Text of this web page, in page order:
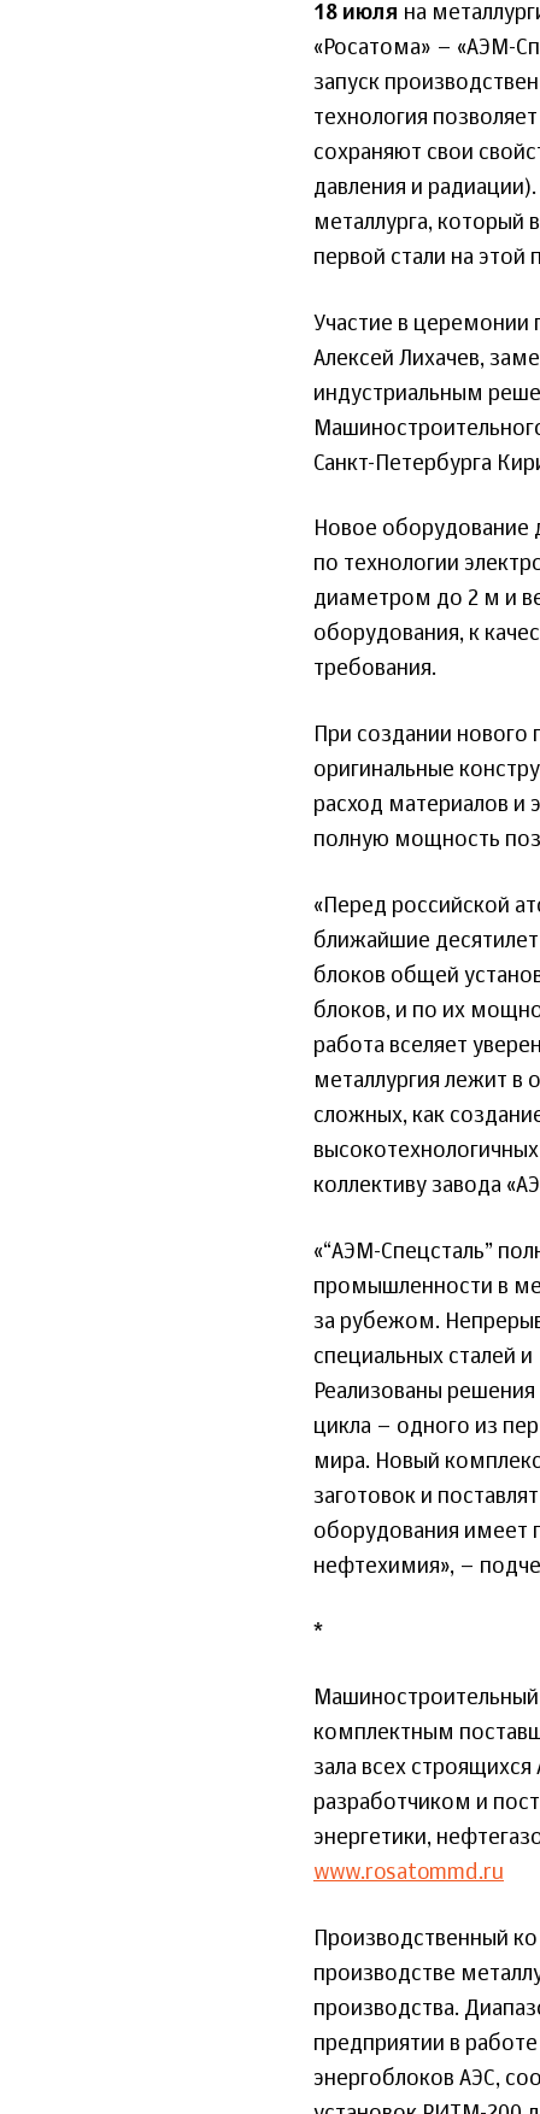
18 июля на
«Росатома» – «АЭМ-
запуск
технология
сохраняют свои
давления и
металлурга, который
первой стали на
Участие в церемонии
Алексей Лихачев,
индустриальным
Санкт-Петербурга
Новое оборудование
по технологии
диаметром до 2 м и
оборудования, к
требования.
При создании
оригинальные
расход материалов и
полную мощность
«Перед российской
ближайшие
блоков общей
блоков, и по их
работа вселяет
металлургия лежит в
сложных, как
коллективу завода
«“АЭМ-Спецсталь”
промышленности в
за рубежом.
специальных сталей
Реализованы
цикла – одного из
мира. Новый
заготовок и
оборудования имеет
нефтехимия», –
*
Машиностроительный
комплектным
зала всех
разработчиком и
энергетики,
www.rosatommd.ru
Производственный
производстве
производства.
предприятии в
энергоблоков АЭС,